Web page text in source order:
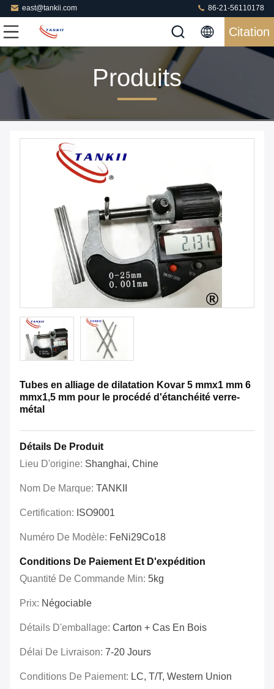
east@tankii.com 86-21-56110178
Citation
Produits
Tubes en alliage de dilatation Kovar 5 mmx1 mm 6
mmx1,5 mm pour le procédé d'étanchéité verre-
métal
Détails De Produit
Lieu D'origine: Shanghai, Chine
Nom De Marque: TANKII
Certification: ISO9001
Numéro De Modèle: FeNi29Co18
Conditions De Paiement Et D'expédition
Quantité De Commande Min: 5kg
Prix: Négociable
Détails D'emballage: Carton + Cas En Bois
Délai De Livraison: 7-20 Jours
Conditions De Paiement: LC, T/T, Western Union